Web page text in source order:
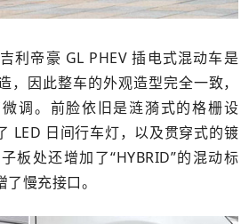
利帝豪 GL PHEV 插电式混动车是
，因此整车的外观造型完全一致，
调。前脸依旧是涟漪式的格栅设
LED 日间行车灯，以及贯穿式的镀
板处还增加了“HYBRID”的混动标
慢充接口。